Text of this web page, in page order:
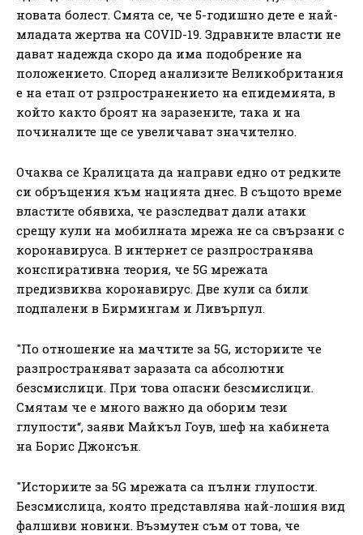
новата болест. Смята се, че 5-годишно дете е най-
младата жертва на COVID-19. Здравните власти не
дават надежда скоро да има подобрение на
положението. Според анализите Великобритания
е на етап от рзпространението на епидемията, в
който както броят на заразените, така и на
починалите ще се увеличават значително.
Очаква се Кралицата да направи едно от редките
си обръщения към нацията днес. В същото време
властите обявиха, че разследват дали атаки
срещу кули на мобилната мрежа не са свързани с
коронавируса. В интернет се разпространява
конспиративна теория, че 5G мрежата
предизвиква коронавирус. Две кули са били
подпалени в Бирмингам и Ливърпул.
"По отношение на мачтите за 5G, историите че
разпространяват заразата са абсолютни
безсмислици. При това опасни безсмислици.
Смятам че е много важно да оборим тези
глупости“, заяви Майкъл Гоув, шеф на кабинета
на Борис Джонсън.
"Историите за 5G мрежата са пълни глупости.
Безсмислица, която представлява най-лошия вид
фалшиви новини. Възмутен съм от това, че